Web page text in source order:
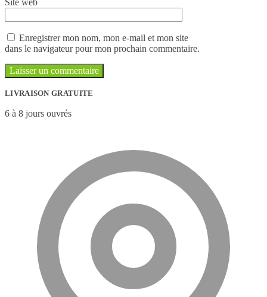
Site web
Enregistrer mon nom, mon e-mail et mon site
dans le navigateur pour mon prochain commentaire.
LIVRAISON GRATUITE
6 à 8 jours ouvrés